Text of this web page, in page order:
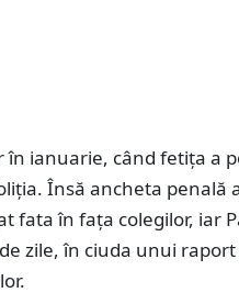
ianuarie, când fetița a
Însă ancheta penală
fata în fața colegilor, iar
zile, în ciuda unui